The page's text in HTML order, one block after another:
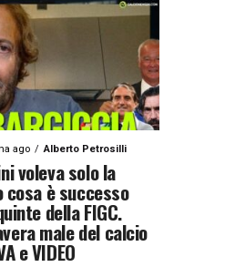
ago Alberto Petrosilli
voleva solo la
cosa è successo
della FIGC.
male del calcio
e VIDEO